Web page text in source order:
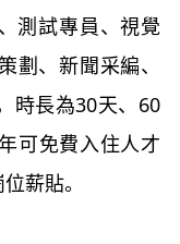
測試專員、視覺
劃、新聞采編、
時長為30天、60
可免費入住人才
薪貼。